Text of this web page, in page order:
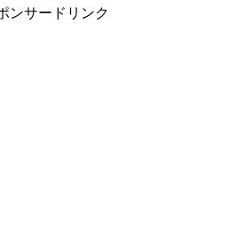
ンサードリンク